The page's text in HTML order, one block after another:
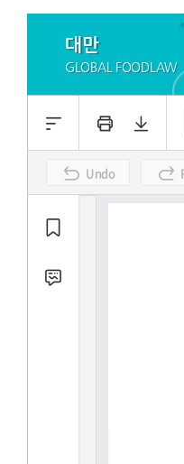
대만
GLOBAL FOODLAW